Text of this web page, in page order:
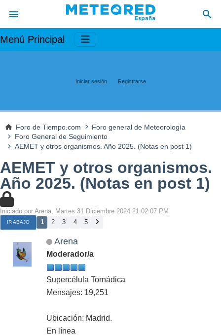
Menú Principal
Iniciar sesión Registrarse
Foro de Tiempo.com
Foro general de Meteorología
Foro General de Seguimiento
AEMET y otros organismos. Año 2025. (Notas en post 1)
AEMET y otros organismos.
Año 2025. (Notas en post 1)
Iniciado por Arena, Martes 31 Diciembre 2024 21:02:07 PM
IR ABAJO 1 2 3 4 5
Arena
Moderador/a
Supercélula Tornádica
Mensajes: 19,251
Ubicación: Madrid.
En línea